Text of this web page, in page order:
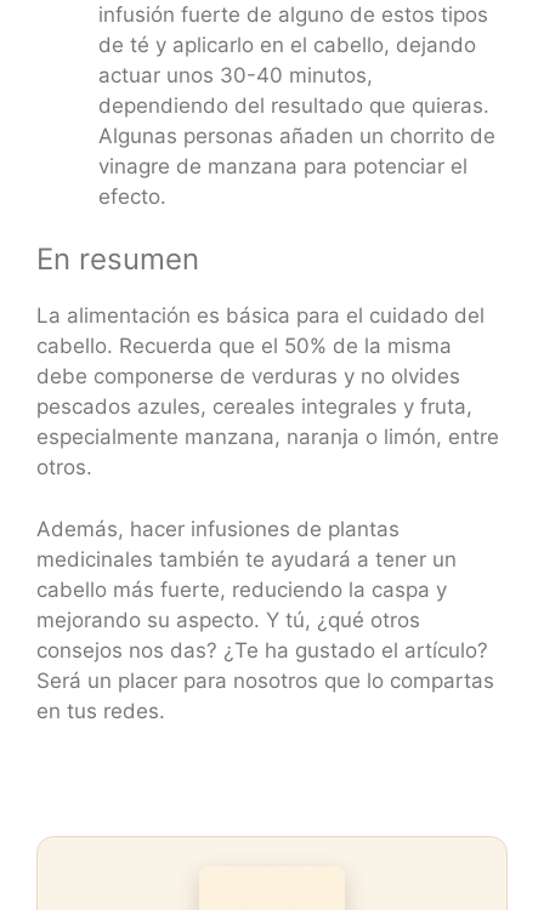
infusión fuerte de alguno de estos tipos
de té y aplicarlo en el cabello, dejando
actuar unos 30-40 minutos,
dependiendo del resultado que quieras.
Algunas personas añaden un chorrito de
vinagre de manzana para potenciar el
efecto.
En resumen
La alimentación es básica para el cuidado del
cabello. Recuerda que el 50% de la misma
debe componerse de verduras y no olvides
pescados azules, cereales integrales y fruta,
especialmente manzana, naranja o limón, entre
otros.
Además, hacer infusiones de plantas
medicinales también te ayudará a tener un
cabello más fuerte, reduciendo la caspa y
mejorando su aspecto. Y tú, ¿qué otros
consejos nos das? ¿Te ha gustado el artículo?
Será un placer para nosotros que lo compartas
en tus redes.